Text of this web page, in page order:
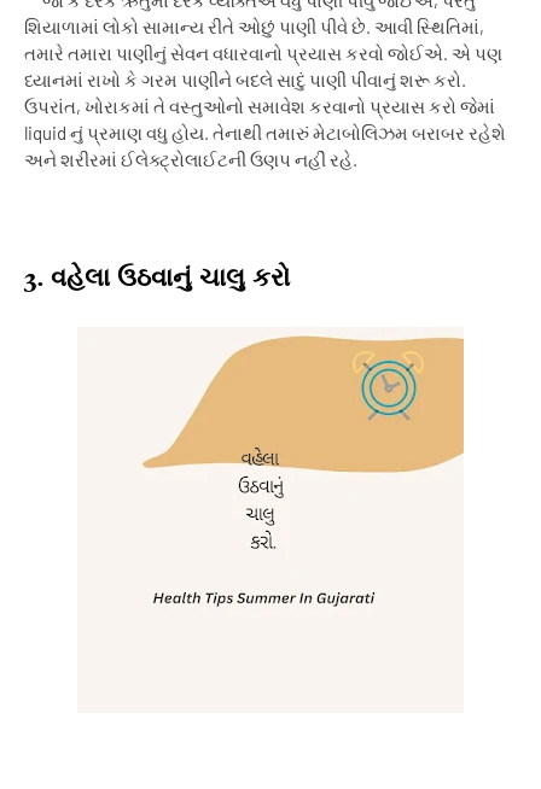
શિયાળામાં લોકો સામાન્ય રીતે ઓછું પાણી પીવે છે. આવી સ્થિતિમાં,
તમારે તમારા પાણીનું સેવન વધારવાનો પ્રયાસ કરવો જોઈએ. એ પણ
ધ્યાનમાં રાખો કે ગરમ પાણીને બદલે સાદું પાણી પીવાનું શરૂ કરો.
ઉપરાંત, ખોરાકમાં તે વસ્તુઓનો સમાવેશ કરવાનો પ્રયાસ કરો જેમાં
liquid નું પ્રમાણ વધુ હોય. તેનાથી તમારું મેટાબોલિઝમ બરાબર રહેશે
અને શરીરમાં ઈલેક્ટ્રોલાઈટની ઉણપ નહીં રહે.
3. વહેલા ઉઠવાનું ચાલુ કરો